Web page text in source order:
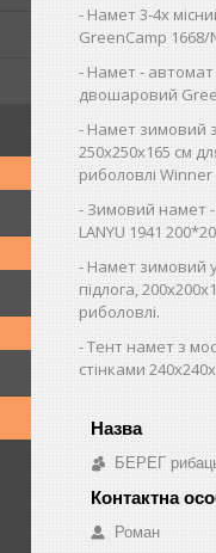
Намет 3-4х
GreenCamp 1668/
Намет - автомат
двошаровий
Намет зимовий
250х250х165 см
риболовлі Winner
Зимовий намет -
LANYU 1941
Намет зимовий
підлога,
риболовлі.
Тент намет з
стінками
БЕРЕГ
Роман